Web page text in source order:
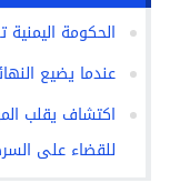
الحكومة اليمنية
عندما يضيع
اكتشاف يقلب
للقضاء على